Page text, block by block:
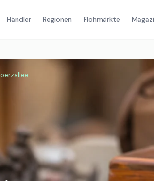
Händler Regionen Flohmärkte